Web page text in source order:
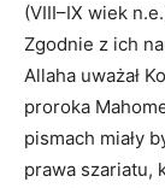
(VIII–IX wiek
Zgodnie z ich
Allaha uważał
proroka
pismach miały
prawa szariatu,